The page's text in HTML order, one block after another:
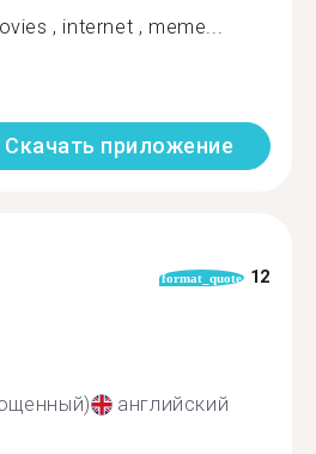
, internet , meme...
Скачать приложение
format_quote 12
английский